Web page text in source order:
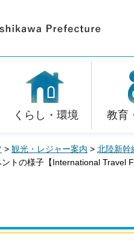
くらし・環境 教育
> 観光・レジャー案内 > 北陸新幹
トの様子【International Travel